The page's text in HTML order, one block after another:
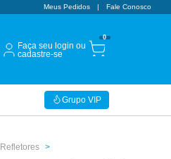
Meus Pedidos Fale Conosco
Faça seu login ou
cadastre-se
0
Grupo VIP
Refletores